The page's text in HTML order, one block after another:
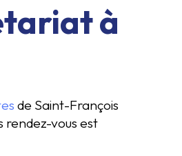
à
de Saint-François
rendez-vous est